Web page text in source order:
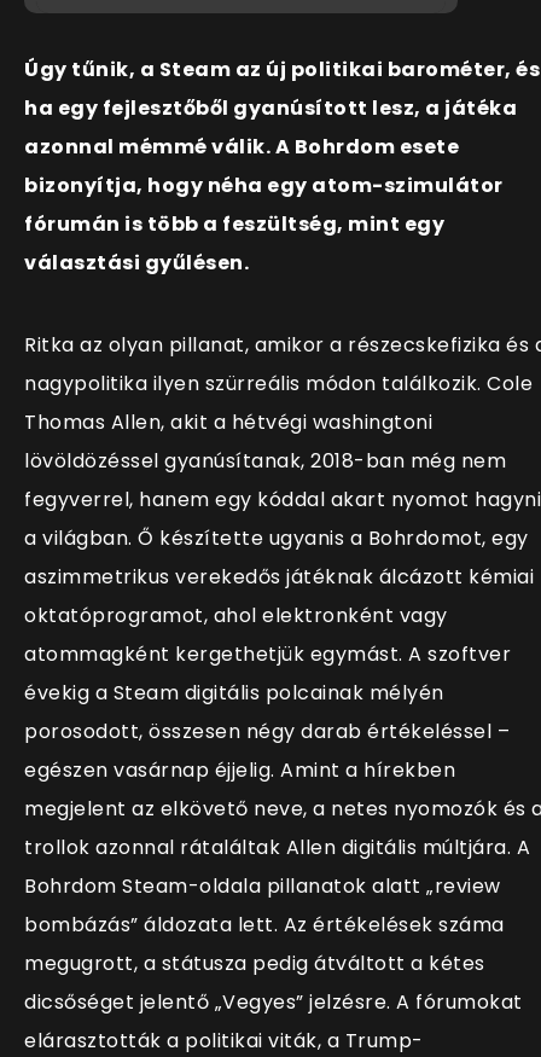
Úgy tűnik, a Steam az új politikai barométer, és
ha egy fejlesztőből gyanúsított lesz, a játéka
azonnal mémmé válik. A Bohrdom esete
bizonyítja, hogy néha egy atom-szimulátor
fórumán is több a feszültség, mint egy
választási gyűlésen.
Ritka az olyan pillanat, amikor a részecskefizika és
nagypolitika ilyen szürreális módon találkozik. Cole
Thomas Allen, akit a hétvégi washingtoni
lövöldözéssel gyanúsítanak, 2018-ban még nem
fegyverrel, hanem egy kóddal akart nyomot hagyni
a világban. Ő készítette ugyanis a Bohrdomot, egy
aszimmetrikus verekedős játéknak álcázott kémiai
oktatóprogramot, ahol elektronként vagy
atommagként kergethetjük egymást. A szoftver
évekig a Steam digitális polcainak mélyén
porosodott, összesen négy darab értékeléssel –
egészen vasárnap éjjelig. Amint a hírekben
megjelent az elkövető neve, a netes nyomozók és
trollok azonnal rátaláltak Allen digitális múltjára. A
Bohrdom Steam-oldala pillanatok alatt „review
bombázás” áldozata lett. Az értékelések száma
megugrott, a státusza pedig átváltott a kétes
dicsőséget jelentő „Vegyes” jelzésre. A fórumokat
elárasztották a politikai viták, a Trump-